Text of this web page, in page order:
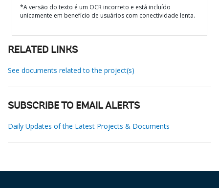
*A versão do texto é um OCR incorreto e está incluído
unicamente em benefício de usuários com conectividade lenta.
RELATED LINKS
See documents related to the project(s)
SUBSCRIBE TO EMAIL ALERTS
Daily Updates of the Latest Projects & Documents